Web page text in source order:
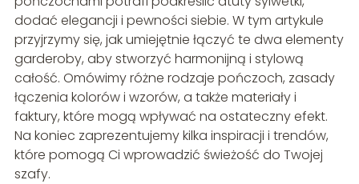
dodać elegancji i pewności siebie. W tym artykule
przyjrzymy się, jak umiejętnie łączyć te dwa elementy
garderoby, aby stworzyć harmonijną i stylową
całość. Omówimy różne rodzaje pończoch, zasady
łączenia kolorów i wzorów, a także materiały i
faktury, które mogą wpływać na ostateczny efekt.
Na koniec zaprezentujemy kilka inspiracji i trendów,
które pomogą Ci wprowadzić świeżość do Twojej
szafy.